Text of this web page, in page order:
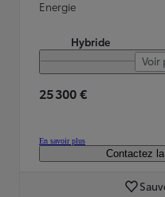
Energie
Hybride
Voir
25 300 €
En savoir plus
Contactez